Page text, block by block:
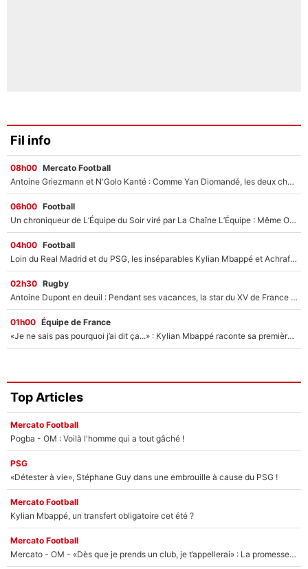
Fil info
08h00 Mercato Football
Antoine Griezmann et N'Golo Kanté : Comme Yan Diomandé, les deux champions du monde ont refusé de signer au PSG !
06h00 Football
Un chroniqueur de L’Équipe du Soir viré par La Chaîne L’Équipe : Même Olivier Ménard n’avait pas pu empêcher son départ, «je l’ai appris sur Twitter, je l’ai vécu assez mal»
04h00 Football
Loin du Real Madrid et du PSG, les inséparables Kylian Mbappé et Achraf Hakimi changent d'équipe le temps d'une journée !
02h30 Rugby
Antoine Dupont en deuil : Pendant ses vacances, la star du XV de France a perdu sa grand-mère
01h00 Équipe de France
«Je ne sais pas pourquoi j’ai dit ça...» : Kylian Mbappé raconte sa première rencontre avec Zinédine Zidane (et c’est très drôle)
Top Articles
Mercato Football
Pogba - OM : Voilà l'homme qui a tout gâché !
PSG
«Détester à vie», Stéphane Guy dans une embrouille à cause du PSG !
Mercato Football
Kylian Mbappé, un transfert obligatoire cet été ?
Mercato Football
Mercato - OM - «Dès que je prends un club, je t’appellerai» : La promesse de Marcelino au moment de claquer la porte